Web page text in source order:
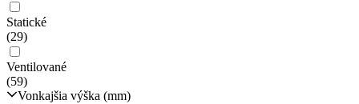
Statické
(29)
Ventilované
(59)
Vonkajšia výška (mm)